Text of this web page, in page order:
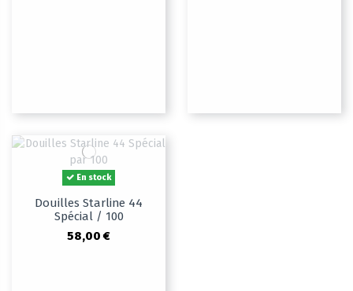
En stock
Douilles Starline 44
Spécial / 100
58,00 €